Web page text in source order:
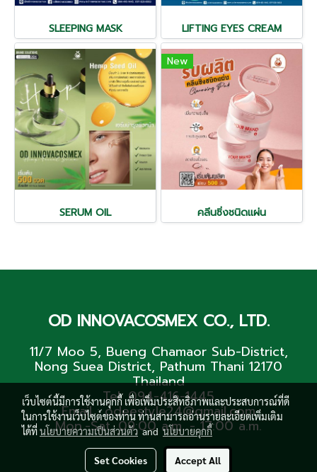
SLEEPING MASK LIFTING EYES CREAM
SERUM OIL
New
คลีนซิ่งชนิดแผ่น
OD INNOVACOSMEX CO., LTD.
11/7 Moo 5, Bueng Chamaor Sub-District,
Nong Suea District, Pathum Thani 12170
Thailand
Tel. 094-416-1445
Email : odeestyle24@gmail.com
Mon.-Sat. 09:00 a.m. - 17:00 a.m.
เว็บไซต์นี้มีการใช้งานคุกกี้ เพื่อเพิ่มประสิทธิภาพและประสบการณ์ที่ดี
ในการใช้งานเว็บไซต์ของท่าน ท่านสามารถอ่านรายละเอียดเพิ่มเติม
ได้ที่นโยบายความเป็นส่วนตัวandนโยบายคุกกี้
Set Cookies Accept All